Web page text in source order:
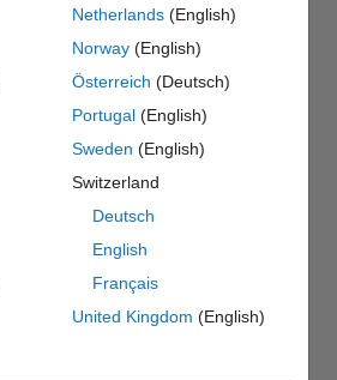
Netherlands(English)
Norway(English)
Österreich (Deutsch)
Portugal(English)
Sweden (English)
Switzerland
Deutsch
English
Français
United Kingdom (English)